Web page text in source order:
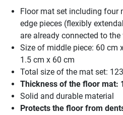
Floor mat set including four
edge pieces (flexibly
are already connected to
Size of middle piece: 60 cm
1.5 cm x 60 cm
Total size of the mat set:
Thickness of the floor mat:
Solid and durable material
Protects the floor from